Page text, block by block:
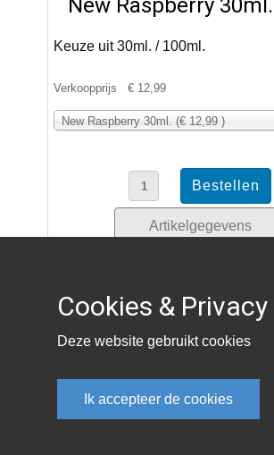
New Raspberry 30ml.
Keuze uit 30ml. / 100ml.
Verkoopprijs € 12,99
New Raspberry 30ml. (€ 12,99 )
Artikelgegevens
New Turkish Mocca
30ml.
Keuze uit 30ml. / 100ml.
Cookies & Privacy
Deze website gebruikt cookies
Ik accepteer de cookies